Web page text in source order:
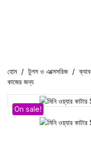
হোম টুলস ও এক্সেসরিজ
কাজের জন্য
On sale!